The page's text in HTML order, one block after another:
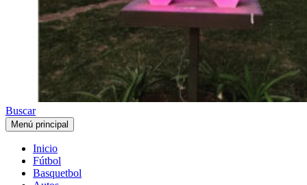
Buscar
Menú principal
Inicio
Fútbol
Basquetbol